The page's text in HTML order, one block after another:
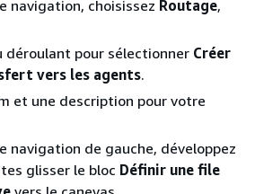
navigation, choisissez Routage,
déroulant pour sélectionner Créer
vers les agents.
et une description pour votre
navigation de gauche, développez
glisser le bloc Définir une file